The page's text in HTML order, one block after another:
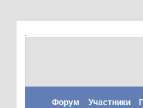
Форум Участники